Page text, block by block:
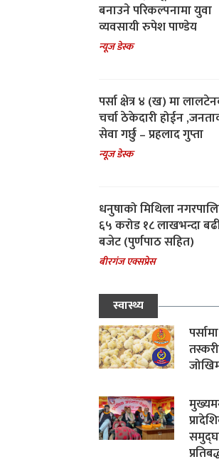
बनाउने परिकल्पनामा युवा
व्यवसायी रुपेश पाण्डेय
न्यूज डेस्क
पर्सा क्षेत्र ४ (ख) मा
चर्चा ठेकेदारी होईन
सेवा गर्छु – प्रहलाद गुप्ता
न्यूज डेस्क
धनुषाको मिथिला
६५ करोड १८ लाखभन्दा
बजेट (पुर्णपाठ सहित)
बीरगंज एक्सप्रेस
स्वास्थ्य